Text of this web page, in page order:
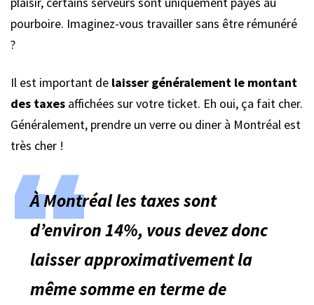
pourboire. Imaginez-vous travailler sans être rémunéré
?
Il est important de laisser généralement le montant
des taxes affichées sur votre ticket. Eh oui, ça fait cher.
Généralement, prendre un verre ou diner à Montréal est
très cher !
À Montréal les taxes sont
d’environ 14%, vous devez donc
laisser approximativement la
même somme en terme de